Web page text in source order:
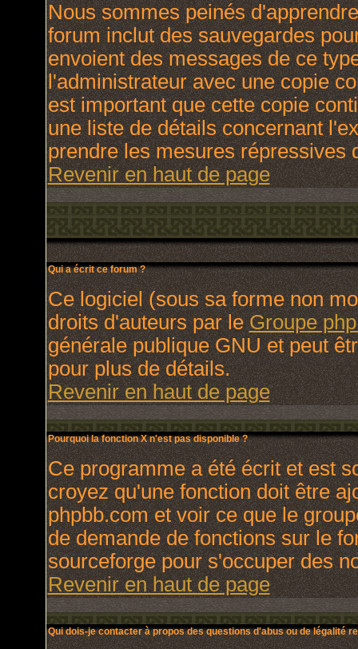
Nous sommes peinés
forum inclut des sauvegardes
envoient des messages de ce
l'administrateur avec une copie
est important que cette copie
une liste de détails concernant
prendre les mesures répressives
Revenir en haut de page
Qui a écrit ce forum ?
Ce logiciel (sous sa forme non
droits d'auteurs par leGroupe
générale publique GNU et peut
pour plus de détails.
Revenir en haut de page
Pourquoi la fonction X n'est pas disponible ?
Ce programme a été écrit et est
croyez qu'une fonction doit être
phpbb.com et voir ce que le
de demande de fonctions sur le
sourceforge pour s'occuper des
Revenir en haut de page
Qui dois-je contacter à propos des questions d'abus ou de légalité